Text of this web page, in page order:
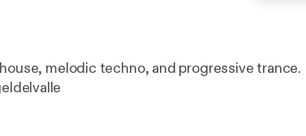
melodic techno, and progressive trance.